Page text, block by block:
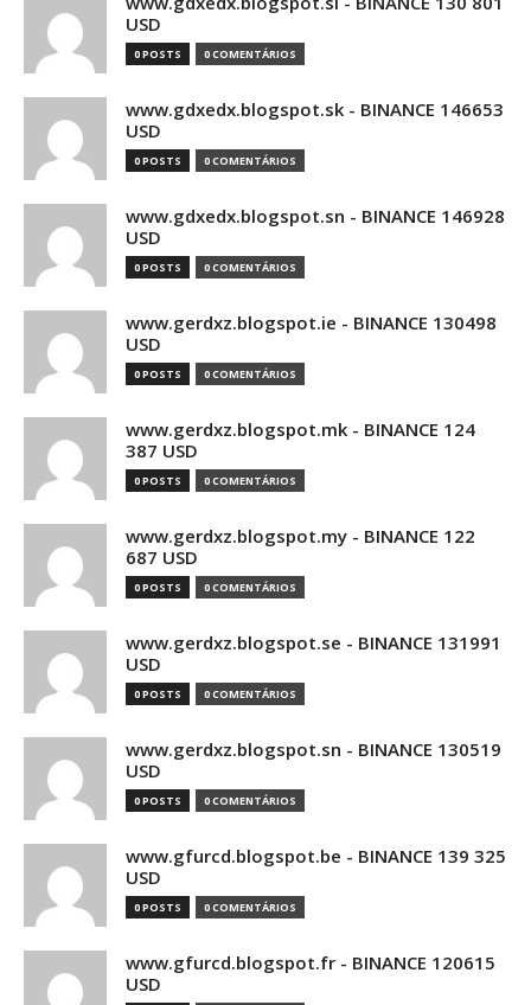
USD
0 POSTS 0 COMENTÁRIOS
www.gdxedx.blogspot.sk - BINANCE 146653
USD
0 POSTS 0 COMENTÁRIOS
www.gdxedx.blogspot.sn - BINANCE 146928
USD
0 POSTS 0 COMENTÁRIOS
www.gerdxz.blogspot.ie - BINANCE 130498
USD
0 POSTS 0 COMENTÁRIOS
www.gerdxz.blogspot.mk - BINANCE 124
387 USD
0 POSTS 0 COMENTÁRIOS
www.gerdxz.blogspot.my - BINANCE 122
687 USD
0 POSTS 0 COMENTÁRIOS
www.gerdxz.blogspot.se - BINANCE 131991
USD
0 POSTS 0 COMENTÁRIOS
www.gerdxz.blogspot.sn - BINANCE 130519
USD
0 POSTS 0 COMENTÁRIOS
www.gfurcd.blogspot.be - BINANCE 139 325
USD
0 POSTS 0 COMENTÁRIOS
www.gfurcd.blogspot.fr - BINANCE 120615
USD